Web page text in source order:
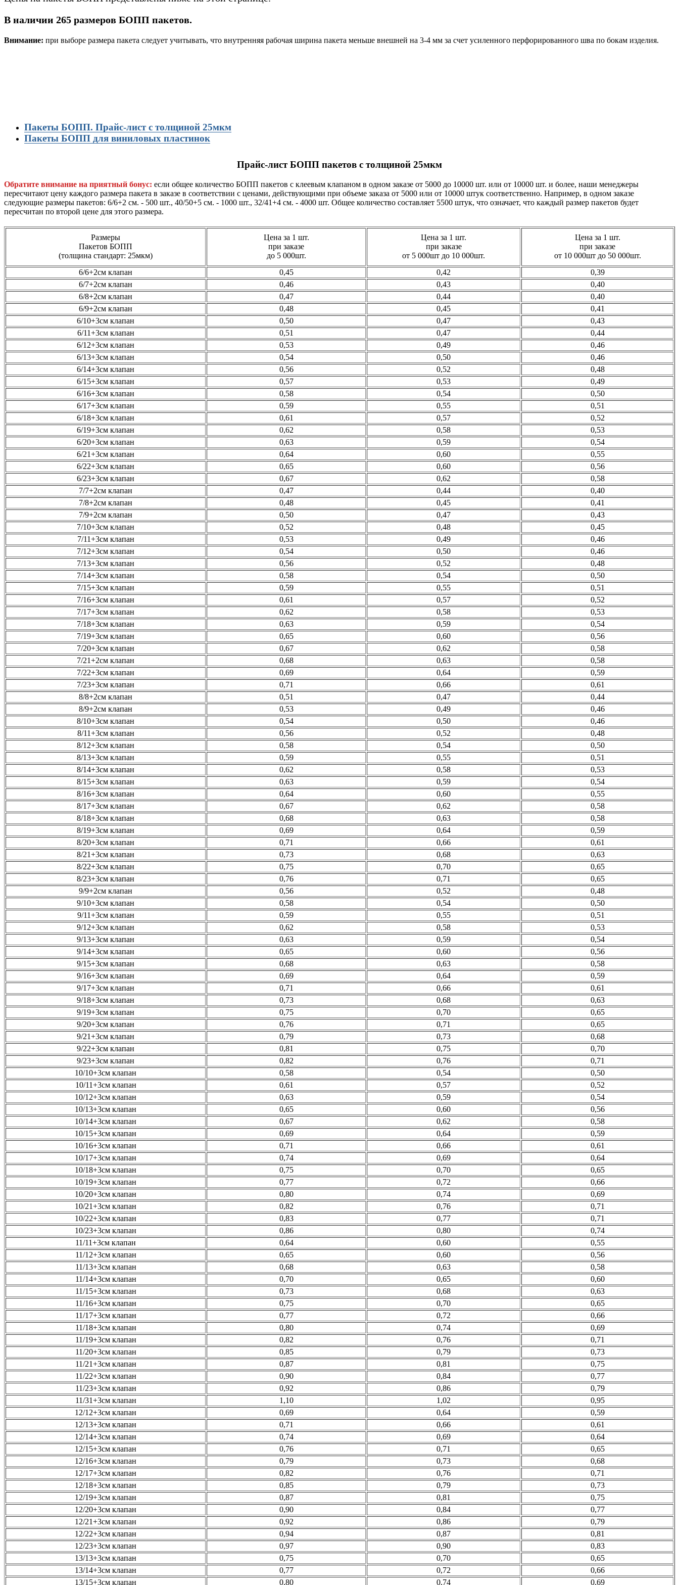
В наличии 265 размеров БОПП пакетов.
Внимание: при выборе размера пакета следует учитывать, что внутренняя рабочая ширина пакета меньше внешней на 3-4 мм за счет усиленного перфорированного шва по бокам изделия.
Пакеты БОПП. Прайс-лист с толщиной 25мкм
Пакеты БОПП для виниловых пластинок
Прайс-лист БОПП пакетов с толщиной 25мкм
Обратите внимание на приятный бонус: если общее количество БОПП пакетов с клеевым клапаном в одном заказе от 5000 до 10000 шт. или от 10000 шт. и более, наши менеджеры
пересчитают цену каждого размера пакета в заказе в соответствии с ценами, действующими при объеме заказа от 5000 или от 10000 штук соответственно. Например, в одном заказе
следующие размеры пакетов: 6/6+2 см. - 500 шт., 40/50+5 см. - 1000 шт., 32/41+4 см. - 4000 шт. Общее количество составляет 5500 штук, что означает, что каждый размер пакетов будет
пересчитан по второй цене для этого размера.
Размеры
Пакетов БОПП
(толщина стандарт: 25мкм)
Цена за 1 шт.
при заказе
до 5 000шт.
Цена за 1 шт.
при заказе
от 5 000шт до 10 000шт.
Цена за 1 шт.
при заказе
от 10 000шт до 50 000шт.
6/6+2см клапан
0,45 0,42
0,39
6/7+2см клапан
0,46 0,43
0,40
6/8+2см клапан
0,47 0,44
0,40
6/9+2см клапан
0,48 0,45
0,41
6/10+3см клапан
0,50 0,47
0,43
6/11+3см клапан
0,51 0,47
0,44
6/12+3см клапан
0,53 0,49
0,46
6/13+3см клапан
0,54 0,50
0,46
6/14+3см клапан
0,56 0,52
0,48
6/15+3см клапан
0,57 0,53
0,49
6/16+3см клапан
0,58 0,54
0,50
6/17+3см клапан
0,59 0,55
0,51
6/18+3см клапан
0,61 0,57
0,52
6/19+3см клапан
0,62 0,58
0,53
6/20+3см клапан
0,63 0,59
0,54
6/21+3см клапан
0,64 0,60
0,55
6/22+3см клапан
0,65 0,60
0,56
6/23+3см клапан
0,67 0,62
0,58
7/7+2см клапан
0,47 0,44
0,40
7/8+2см клапан
0,48 0,45
0,41
7/9+2см клапан
0,50 0,47
0,43
7/10+3см клапан
0,52 0,48
0,45
7/11+3см клапан
0,53 0,49
0,46
7/12+3см клапан
0,54 0,50
0,46
7/13+3см клапан
0,56 0,52
0,48
7/14+3см клапан
0,58 0,54
0,50
7/15+3см клапан
0,59 0,55
0,51
7/16+3см клапан
0,61 0,57
0,52
7/17+3см клапан
0,62 0,58
0,53
7/18+3см клапан
0,63 0,59
0,54
7/19+3см клапан
0,65 0,60
0,56
7/20+3см клапан
0,67 0,62
0,58
7/21+2см клапан
0,68 0,63
0,58
7/22+3см клапан
0,69 0,64
0,59
7/23+3см клапан
0,71 0,66
0,61
8/8+2см клапан
0,51 0,47
0,44
8/9+2см клапан
0,53 0,49
0,46
8/10+3см клапан
0,54 0,50
0,46
8/11+3см клапан
0,56 0,52
0,48
8/12+3см клапан
0,58 0,54
0,50
8/13+3см клапан
0,59 0,55
0,51
8/14+3см клапан
0,62 0,58
0,53
8/15+3см клапан
0,63 0,59
0,54
8/16+3см клапан
0,64 0,60
0,55
8/17+3см клапан
0,67 0,62
0,58
8/18+3см клапан
0,68 0,63
0,58
8/19+3см клапан
0,69 0,64
0,59
8/20+3см клапан
0,71 0,66
0,61
8/21+3см клапан
0,73 0,68
0,63
8/22+3см клапан
0,75 0,70
0,65
8/23+3см клапан
0,76 0,71
0,65
9/9+2см клапан
0,56 0,52
0,48
9/10+3см клапан
0,58 0,54
0,50
9/11+3см клапан
0,59 0,55
0,51
9/12+3см клапан
0,62 0,58
0,53
9/13+3см клапан
0,63 0,59
0,54
9/14+3см клапан
0,65 0,60
0,56
9/15+3см клапан
0,68 0,63
0,58
9/16+3см клапан
0,69 0,64
0,59
9/17+3см клапан
0,71 0,66
0,61
9/18+3см клапан
0,73 0,68
0,63
9/19+3см клапан
0,75 0,70
0,65
9/20+3см клапан
0,76 0,71
0,65
9/21+3см клапан
0,79 0,73
0,68
9/22+3см клапан
0,81 0,75
0,70
9/23+3см клапан
0,82 0,76
0,71
10/10+3см клапан
0,58 0,54
0,50
10/11+3см клапан
0,61 0,57
0,52
10/12+3см клапан
0,63 0,59
0,54
10/13+3см клапан
0,65 0,60
0,56
10/14+3см клапан
0,67 0,62
0,58
10/15+3см клапан
0,69 0,64
0,59
10/16+3см клапан
0,71 0,66
0,61
10/17+3см клапан
0,74 0,69
0,64
10/18+3см клапан
0,75 0,70
0,65
10/19+3см клапан
0,77 0,72
0,66
10/20+3см клапан
0,80 0,74
0,69
10/21+3см клапан
0,82 0,76
0,71
10/22+3см клапан
0,83 0,77
0,71
10/23+3см клапан
0,86 0,80
0,74
11/11+3см клапан
0,64 0,60
0,55
11/12+3см клапан
0,65 0,60
0,56
11/13+3см клапан
0,68 0,63
0,58
11/14+3см клапан
0,70 0,65
0,60
11/15+3см клапан
0,73 0,68
0,63
11/16+3см клапан
0,75 0,70
0,65
11/17+3см клапан
0,77 0,72
0,66
11/18+3см клапан
0,80 0,74
0,69
11/19+3см клапан
0,82 0,76
0,71
11/20+3см клапан
0,85 0,79
0,73
11/21+3см клапан
0,87 0,81
0,75
11/22+3см клапан
0,90 0,84
0,77
11/23+3см клапан
0,92 0,86
0,79
11/31+3см клапан
1,10 1,02
0,95
12/12+3см клапан
0,69 0,64
0,59
12/13+3см клапан
0,71 0,66
0,61
12/14+3см клапан
0,74 0,69
0,64
12/15+3см клапан
0,76 0,71
0,65
12/16+3см клапан
0,79 0,73
0,68
12/17+3см клапан
0,82 0,76
0,71
12/18+3см клапан
0,85 0,79
0,73
12/19+3см клапан
0,87 0,81
0,75
12/20+3см клапан
0,90 0,84
0,77
12/21+3см клапан
0,92 0,86
0,79
12/22+3см клапан
0,94 0,87
0,81
12/23+3см клапан
0,97 0,90
0,83
13/13+3см клапан
0,75 0,70
0,65
13/14+3см клапан
0,77 0,72
0,66
13/15+3см клапан
0,80 0,74 0,69